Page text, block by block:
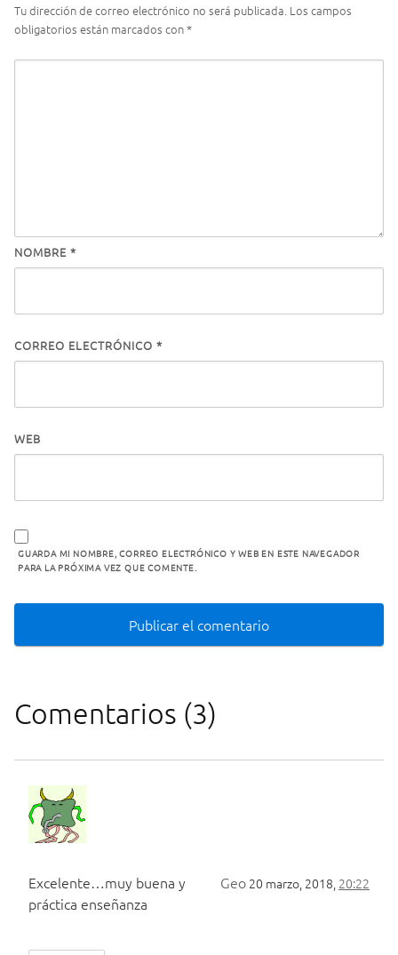
Tu dirección de correo electrónico no será publicada. Los campos
obligatorios están marcados con*
NOMBRE *
CORREO ELECTRÓNICO *
WEB
GUARDA MI NOMBRE, CORREO ELECTRÓNICO Y WEB EN ESTE NAVEGADOR
PARA LA PRÓXIMA VEZ QUE COMENTE.
Comentarios (3)
Geo 20 marzo, 2018, 20:22
Excelente…muy buena y
práctica enseñanza